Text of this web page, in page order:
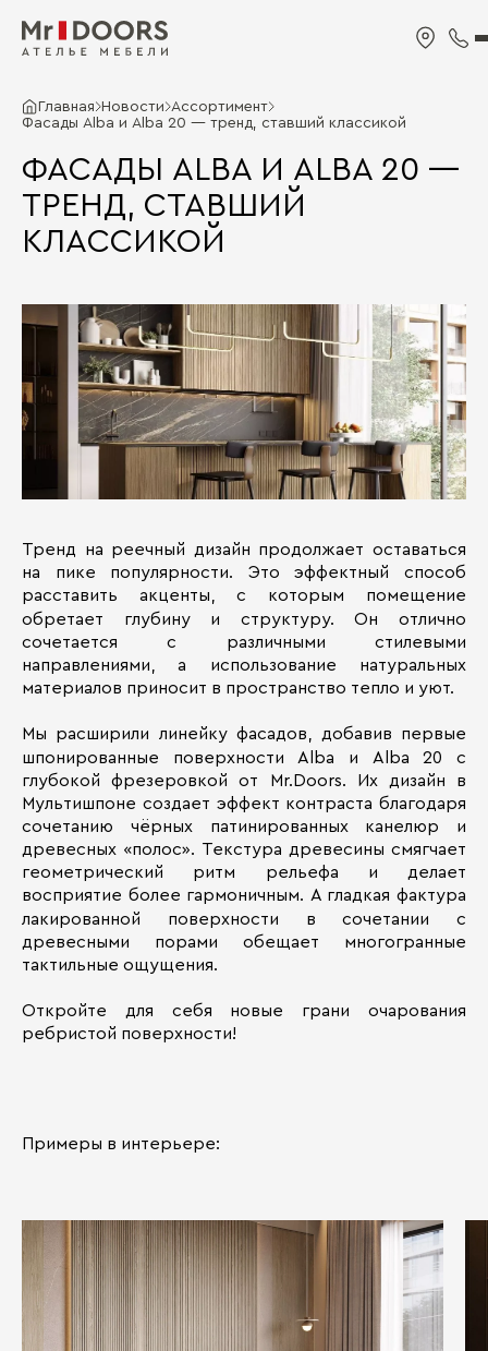
Главная Новости Ассортимент
Фасады Alba и Alba 20 — тренд, ставший классикой
ФАСАДЫ ALBA И ALBA 20 —
ТРЕНД, СТАВШИЙ
КЛАССИКОЙ
Тренд на реечный дизайн продолжает оставаться
на пике популярности. Это эффектный способ
расставить акценты, с которым помещение
обретает глубину и структуру. Он отлично
сочетается с различными стилевыми
направлениями, а использование натуральных
материалов приносит в пространство тепло и уют.
Мы расширили линейку фасадов, добавив первые
шпонированные поверхности Alba и Alba 20 с
глубокой фрезеровкой от Mr.Doors. Их дизайн в
Мультишпоне создает эффект контраста благодаря
сочетанию чёрных патинированных канелюр и
древесных «полос». Текстура древесины смягчает
геометрический ритм рельефа и делает
восприятие более гармоничным. А гладкая фактура
лакированной поверхности в сочетании с
древесными порами обещает многогранные
тактильные ощущения.
Откройте для себя новые грани очарования
ребристой поверхности!
Примеры в интерьере: